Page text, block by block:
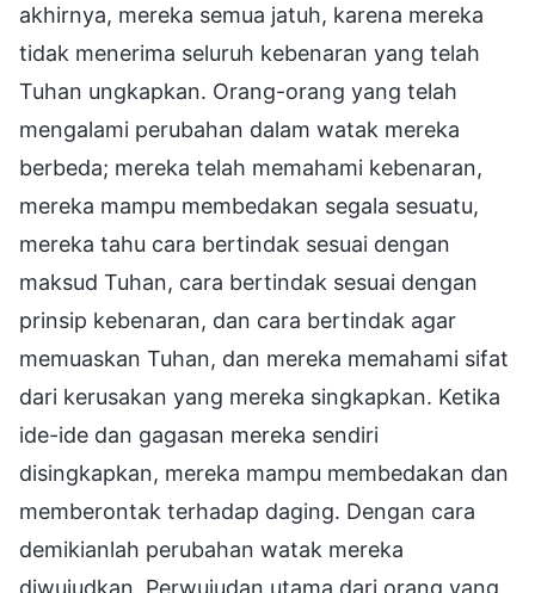
akhirnya, mereka semua jatuh, karena mereka
tidak menerima seluruh kebenaran yang telah
Tuhan ungkapkan. Orang-orang yang telah
mengalami perubahan dalam watak mereka
berbeda; mereka telah memahami kebenaran,
mereka mampu membedakan segala sesuatu,
mereka tahu cara bertindak sesuai dengan
maksud Tuhan, cara bertindak sesuai dengan
prinsip kebenaran, dan cara bertindak agar
memuaskan Tuhan, dan mereka memahami sifat
dari kerusakan yang mereka singkapkan. Ketika
ide-ide dan gagasan mereka sendiri
disingkapkan, mereka mampu membedakan dan
memberontak terhadap daging. Dengan cara
demikianlah perubahan watak mereka
diwujudkan. Perwujudan utama dari orang yang